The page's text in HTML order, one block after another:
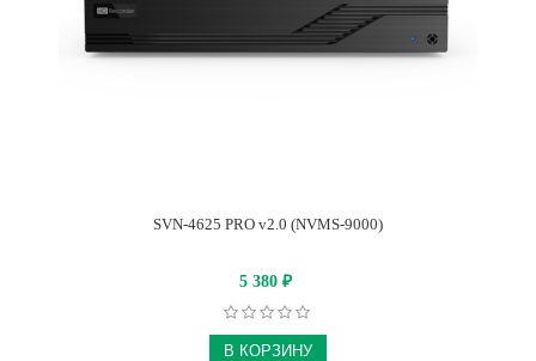
SVN-4625 PRO v2.0 (NVMS-9000)
5 380 ₽
В КОРЗИНУ